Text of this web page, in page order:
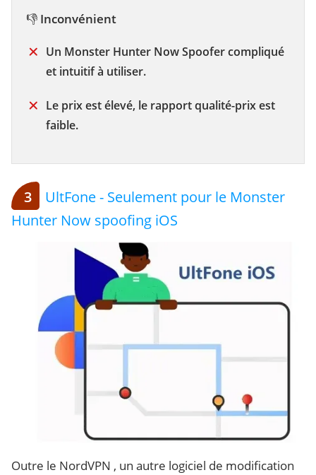
👎 Inconvénient
Un Monster Hunter Now Spoofer compliqué
et intuitif à utiliser.
Le prix est élevé, le rapport qualité-prix est
faible.
3
UltFone - Seulement pour le Monster
Hunter Now spoofing iOS
Outre le NordVPN , un autre logiciel de modification